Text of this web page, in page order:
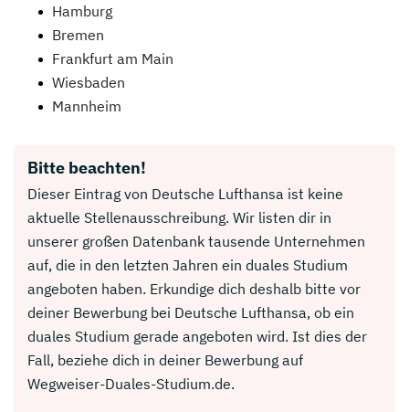
Hamburg
Bremen
Frankfurt am Main
Wiesbaden
Mannheim
Bitte beachten!
Dieser Eintrag von Deutsche Lufthansa ist keine
aktuelle Stellenausschreibung. Wir listen dir in
unserer großen Datenbank tausende Unternehmen
auf, die in den letzten Jahren ein duales Studium
angeboten haben. Erkundige dich deshalb bitte vor
deiner Bewerbung bei Deutsche Lufthansa, ob ein
duales Studium gerade angeboten wird. Ist dies der
Fall, beziehe dich in deiner Bewerbung auf
Wegweiser-Duales-Studium.de.